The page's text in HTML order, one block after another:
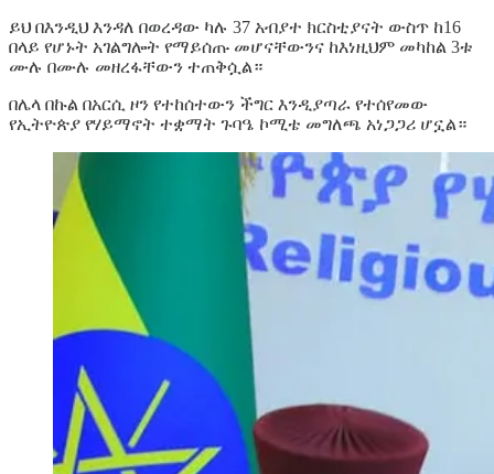
ይህ በእንዲህ እንዳለ በወረዳው ካሉ 37 አብያተ ክርስቲያናት ውስጥ ከ16
በላይ የሆኑት አገልግሎት የማይሰጡ መሆናቸውንና ከእነዚህም መካከል 3ቱ
ሙሉ በሙሉ መዘረፋቸውን ተጠቅሷል።
በሌላ በኩል በአርሲ ዞን የተከሰተውን ችግር እንዲያጣራ የተሰየመው
የኢትዮጵያ የሃይማኖት ተቋማት ጉባዔ ኮሚቴ መግለጫ አነጋጋሪ ሆኗል።